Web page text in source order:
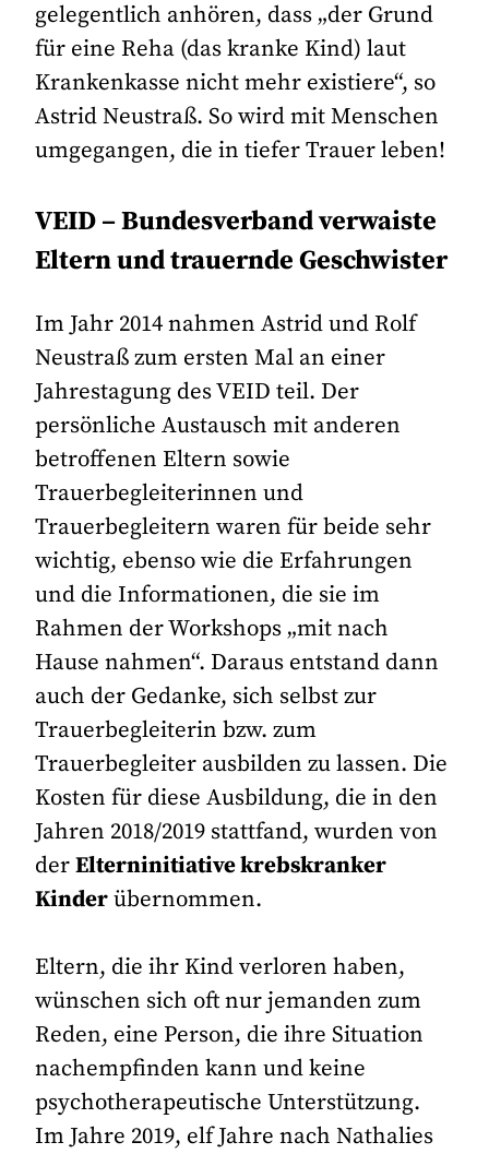
gelegentlich anhören, dass „der Grund
für eine Reha (das kranke Kind) laut
Krankenkasse nicht mehr existiere“, so
Astrid Neustraß. So wird mit Menschen
umgegangen, die in tiefer Trauer leben!
VEID – Bundesverband verwaiste
Eltern und trauernde Geschwister
Im Jahr 2014 nahmen Astrid und Rolf
Neustraß zum ersten Mal an einer
Jahrestagung des VEID teil. Der
persönliche Austausch mit anderen
betroffenen Eltern sowie
Trauerbegleiterinnen und
Trauerbegleitern waren für beide sehr
wichtig, ebenso wie die Erfahrungen
und die Informationen, die sie im
Rahmen der Workshops „mit nach
Hause nahmen“. Daraus entstand dann
auch der Gedanke, sich selbst zur
Trauerbegleiterin bzw. zum
Trauerbegleiter ausbilden zu lassen. Die
Kosten für diese Ausbildung, die in den
Jahren 2018/2019 stattfand, wurden von
derElterninitiative krebskranker
Kinderübernommen.
Eltern, die ihr Kind verloren haben,
wünschen sich oft nur jemanden zum
Reden, eine Person, die ihre Situation
nachempfinden kann und keine
psychotherapeutische Unterstützung.
Im Jahre 2019, elf Jahre nach Nathalies